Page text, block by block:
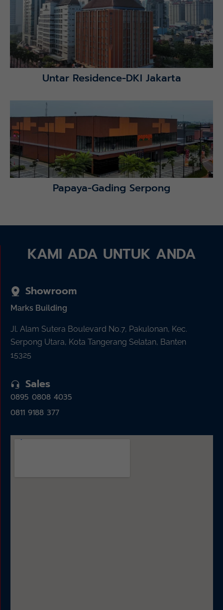
Untar Residence-DKI Jakarta
Lihat Detail Proyek
Papaya-Gading Serpong
KAMI ADA UNTUK ANDA
Showroom
Marks Building
Jl. Alam Sutera Boulevard No.7, Pakulonan, Kec.
Serpong Utara, Kota Tangerang Selatan, Banten
15325
Sales
0895 0808 4035
0811 9188 377